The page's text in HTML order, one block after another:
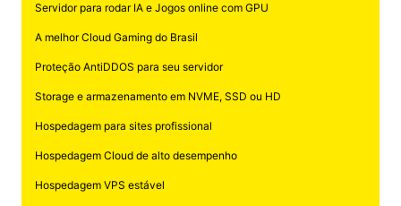
Servidor para rodar IA e Jogos online com GPU
A melhor Cloud Gaming do Brasil
Proteção AntiDDOS para seu servidor
Storage e armazenamento em NVME, SSD ou HD
Hospedagem para sites profissional
Hospedagem Cloud de alto desempenho
Hospedagem VPS estável